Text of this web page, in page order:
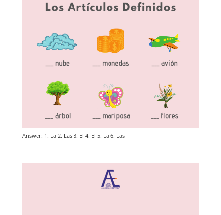
Answer: 1. La 2. Las 3. El 4. El 5. La 6. Las